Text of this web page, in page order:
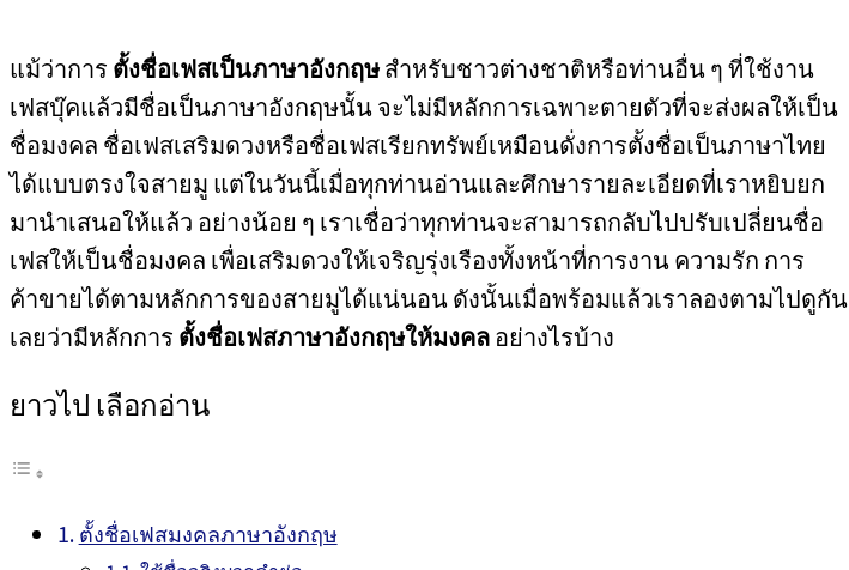
แม้ว่าการ ตั้งชื่อเฟสเป็นภาษาอังกฤษสำหรับชาวต่างชาติหรือท่านอื่น ๆ ที่ใช้งาน
เฟสบุ๊คแล้วมีชื่อเป็นภาษาอังกฤษนั้น จะไม่มีหลักการเฉพาะตายตัวที่จะส่งผลให้เป็น
ชื่อมงคล ชื่อเฟสเสริมดวงหรือชื่อเฟสเรียกทรัพย์เหมือนดั่งการตั้งชื่อเป็นภาษาไทย
ได้แบบตรงใจสายมู แต่ในวันนี้เมื่อทุกท่านอ่านและศึกษารายละเอียดที่เราหยิบยก
มานำเสนอให้แล้ว อย่างน้อย ๆ เราเชื่อว่าทุกท่านจะสามารถกลับไปปรับเปลี่ยนชื่อ
เฟสให้เป็นชื่อมงคล เพื่อเสริมดวงให้เจริญรุ่งเรืองทั้งหน้าที่การงาน ความรัก การ
ค้าขายได้ตามหลักการของสายมูได้แน่นอน ดังนั้นเมื่อพร้อมแล้วเราลองตามไปดูกัน
เลยว่ามีหลักการ ตั้งชื่อเฟสภาษาอังกฤษให้มงคลอย่างไรบ้าง
ยาวไป เลือกอ่าน
ตั้งชื่อเฟสมงคลภาษาอังกฤษ